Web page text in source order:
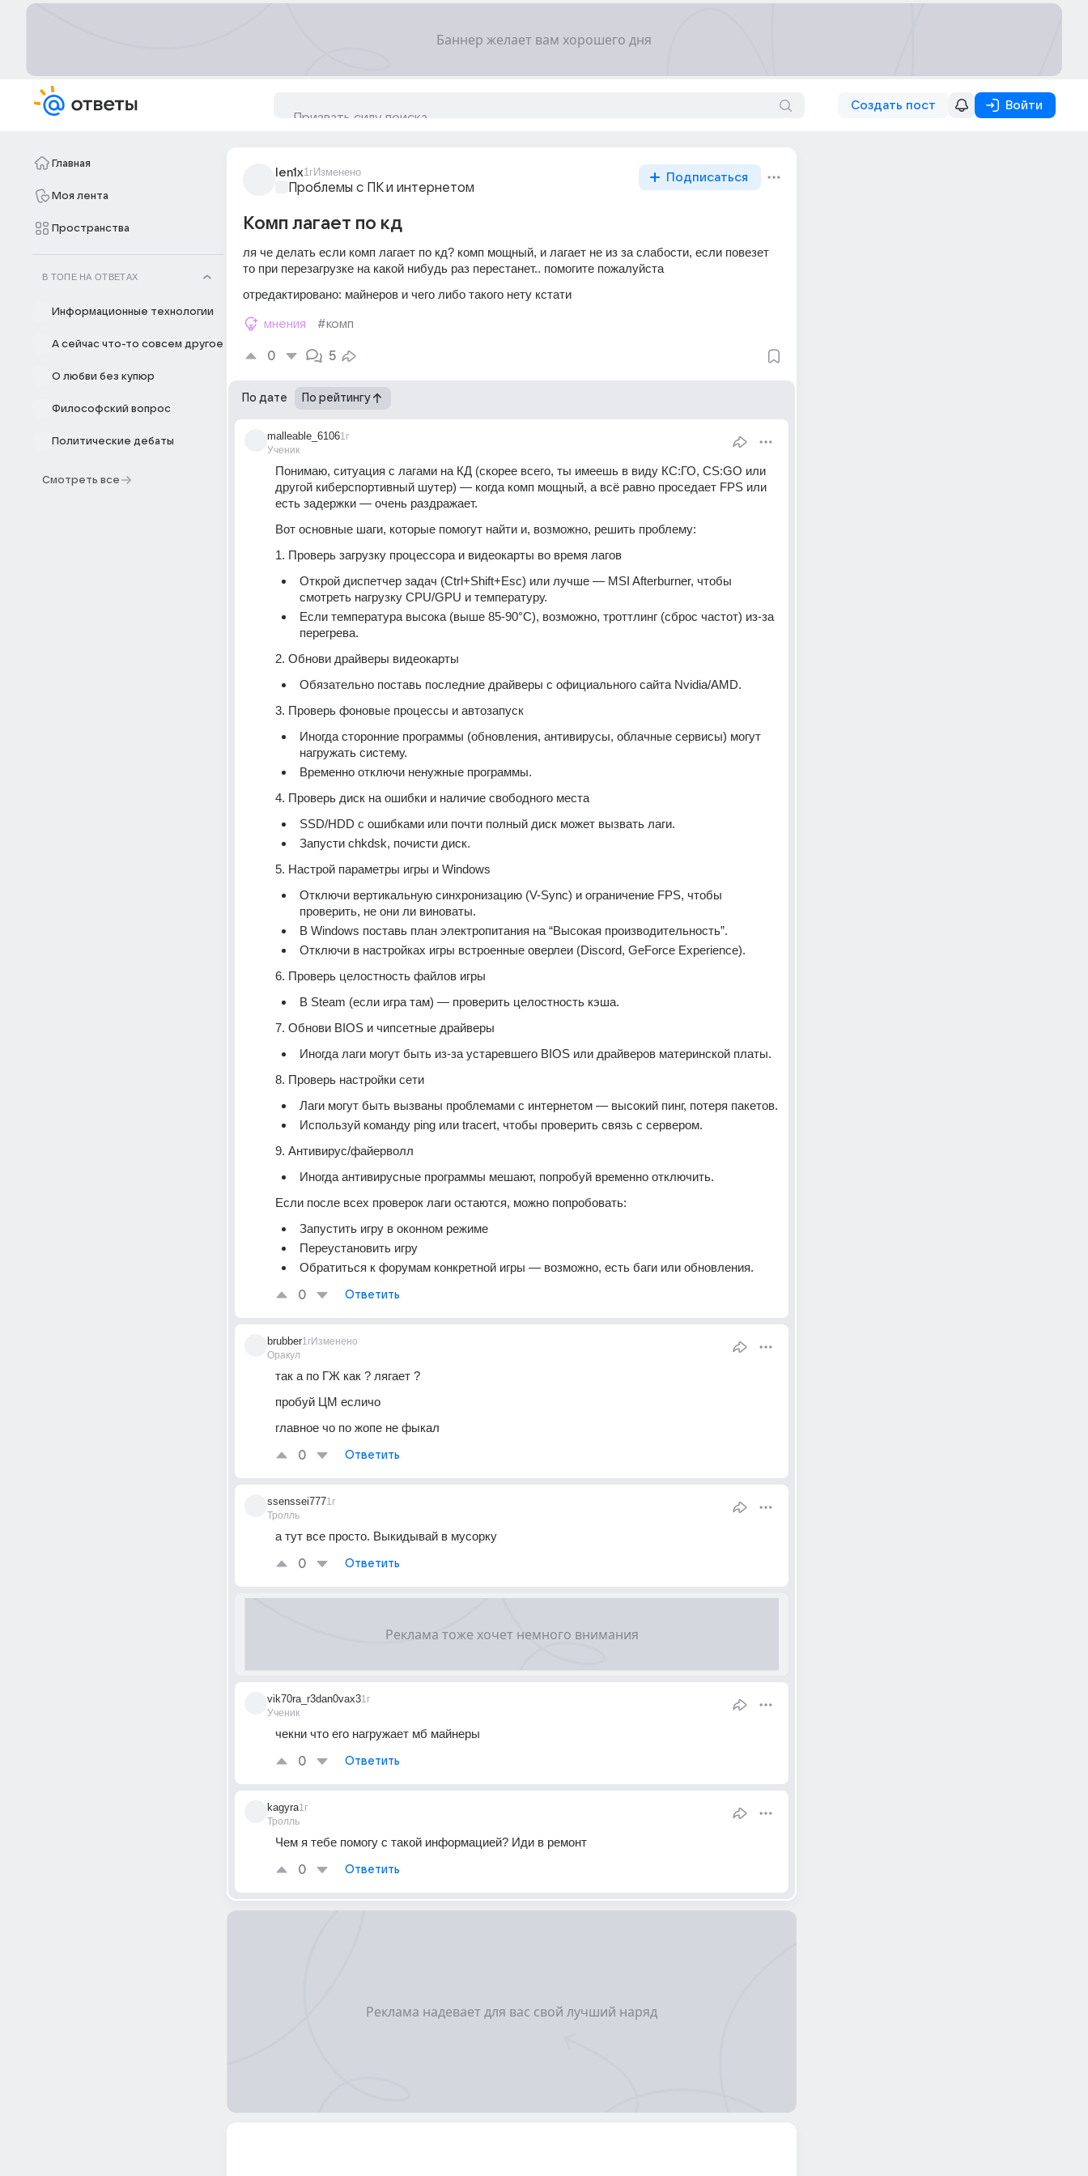
Создать пост Войти
Главная
Моя лента
Пространства
В ТОПЕ НА ОТВЕТАХ
Информационные технологии
А сейчас что-то совсем другое
О любви без купюр
Философский вопрос
Политические дебаты
Смотреть все
len1x1гИзменено
Проблемы с ПК и интернетом
Подписаться
Комп лагает по кд
ля че делать если комп лагает по кд? комп мощный, и лагает не из за слабости, если повезет
то при перезагрузке на какой нибудь раз перестанет.. помогите пожалуйста
отредактировано: майнеров и чего либо такого нету кстати
мнения #комп
0 5
По дате По рейтингу
malleable_6106
Ученик
1г
Понимаю, ситуация с лагами на КД (скорее всего, ты имеешь в виду КС:ГО, CS:GO или
другой киберспортивный шутер) — когда комп мощный, а всё равно проседает FPS или
есть задержки — очень раздражает.
Вот основные шаги, которые помогут найти и, возможно, решить проблему:
1. Проверь загрузку процессора и видеокарты во время лагов
Открой диспетчер задач (Ctrl+Shift+Esc) или лучше — MSI Afterburner, чтобы
смотреть нагрузку CPU/GPU и температуру.
Если температура высока (выше 85-90°C), возможно, троттлинг (сброс частот) из-за
перегрева.
2. Обнови драйверы видеокарты
Обязательно поставь последние драйверы с официального сайта Nvidia/AMD.
3. Проверь фоновые процессы и автозапуск
Иногда сторонние программы (обновления, антивирусы, облачные сервисы) могут
нагружать систему.
Временно отключи ненужные программы.
4. Проверь диск на ошибки и наличие свободного места
SSD/HDD с ошибками или почти полный диск может вызвать лаги.
Запусти chkdsk, почисти диск.
5. Настрой параметры игры и Windows
Отключи вертикальную синхронизацию (V-Sync) и ограничение FPS, чтобы
проверить, не они ли виноваты.
В Windows поставь план электропитания на “Высокая производительность”.
Отключи в настройках игры встроенные оверлеи (Discord, GeForce Experience).
6. Проверь целостность файлов игры
В Steam (если игра там) — проверить целостность кэша.
7. Обнови BIOS и чипсетные драйверы
Иногда лаги могут быть из-за устаревшего BIOS или драйверов материнской платы.
8. Проверь настройки сети
Лаги могут быть вызваны проблемами с интернетом — высокий пинг, потеря пакетов.
Используй команду ping или tracert, чтобы проверить связь с сервером.
9. Антивирус/файерволл
Иногда антивирусные программы мешают, попробуй временно отключить.
Если после всех проверок лаги остаются, можно попробовать:
Запустить игру в оконном режиме
Переустановить игру
Обратиться к форумам конкретной игры — возможно, есть баги или обновления.
0 Ответить
brubber
Оракул
1гИзменено
так а по ГЖ как ? лягает ?
пробуй ЦМ есличо
главное чо по жопе не фыкал
0 Ответить
ssenssei777
Тролль
1г
а тут все просто. Выкидывай в мусорку
0 Ответить
vik70ra_r3dan0vax3
Ученик
1г
чекни что его нагружает мб майнеры
0 Ответить
kagyra
Тролль
1г
Чем я тебе помогу с такой информацией? Иди в ремонт
0 Ответить